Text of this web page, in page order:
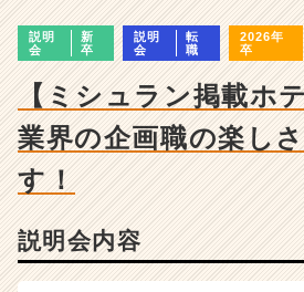
企
業
ら
カ
く
就
説明
会
新
卒
説明
会
転
職
2026年
卒
【ミシュラン掲載ホ
業界の企画職の楽し
す！
説明会内容